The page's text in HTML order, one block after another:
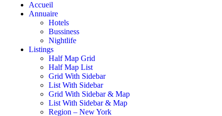
Accueil
Annuaire
Hotels
Bussiness
Nightlife
Listings
Half Map Grid
Half Map List
Grid With Sidebar
List With Sidebar
Grid With Sidebar & Map
List With Sidebar & Map
Region – New York